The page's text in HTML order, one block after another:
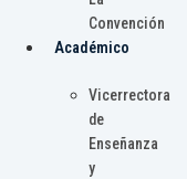
Convención
Académico
Vicerrectora
de
Enseñanza
y